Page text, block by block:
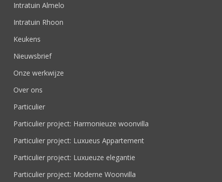
Intratuin Almelo
Intratuin Rhoon
Keukens
Nieuwsbrief
Onze werkwijze
Over ons
Particulier
Particulier project: Harmonieuze woonvilla
Particulier project: Luxueus Appartement
Particulier project: Luxueuze elegantie
Particulier project: Moderne Woonvilla